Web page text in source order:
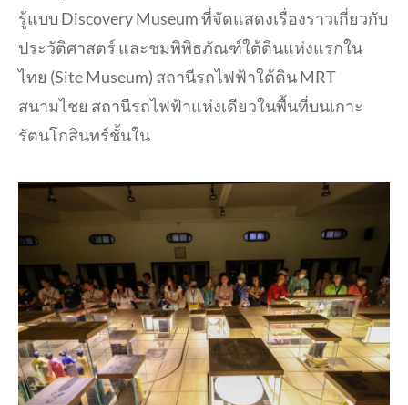
รู้แบบ Discovery Museum ที่จัดแสดงเรื่องราวเกี่ยวกับ
ประวัติศาสตร์ และชมพิพิธภัณฑ์ใต้ดินแห่งแรกใน
ไทย (Site Museum) สถานีรถไฟฟ้าใต้ดิน MRT
สนามไชย สถานีรถไฟฟ้าแห่งเดียวในพื้นที่บนเกาะ
รัตนโกสินทร์ชั้นใน